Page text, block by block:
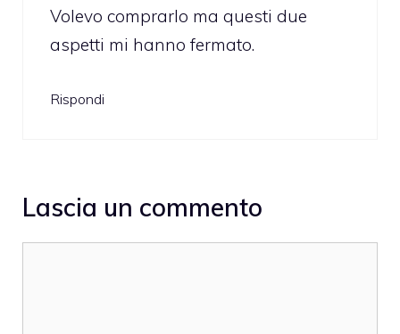
Volevo comprarlo ma questi due
aspetti mi hanno fermato.
Rispondi
Lascia un commento